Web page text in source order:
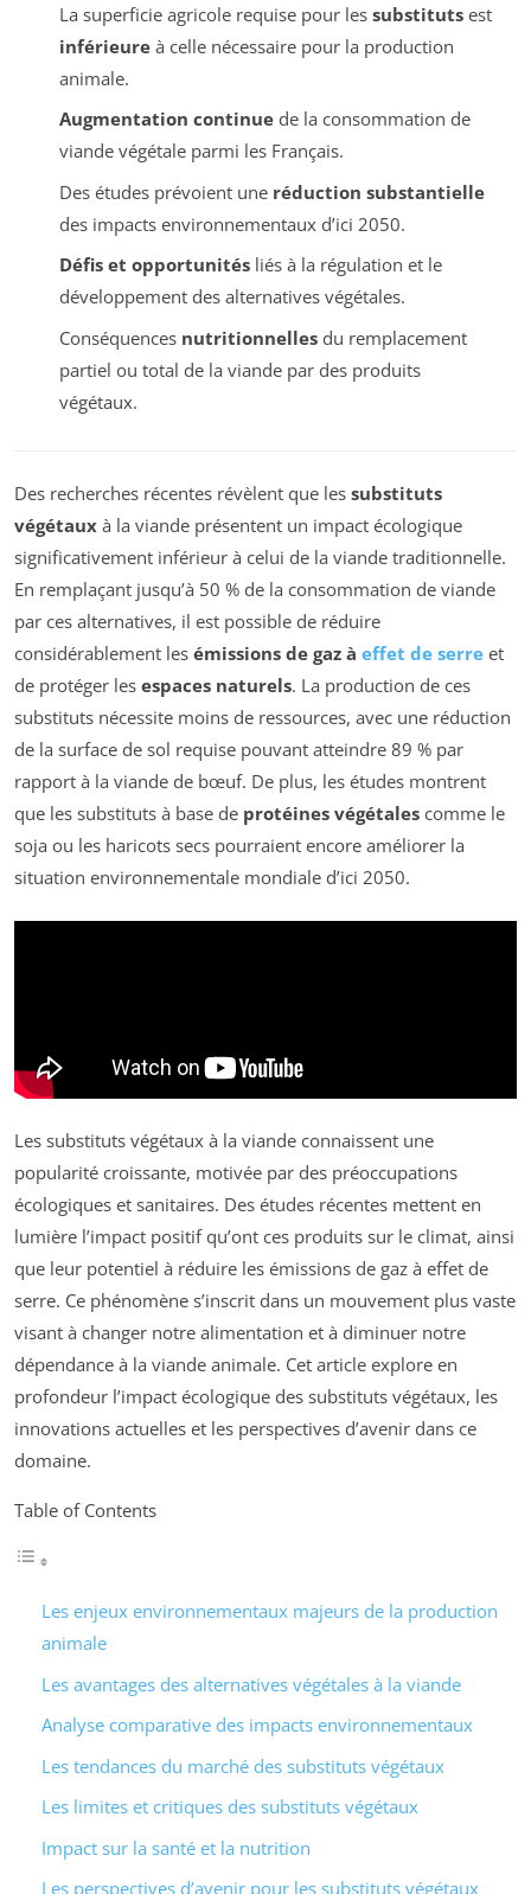
La superficie agricole requise pour les substitutsest
inférieureà celle nécessaire pour la production
animale.
Augmentation continuede la consommation de
viande végétale parmi les Français.
Des études prévoient une réduction substantielle
des impacts environnementaux d’ici 2050.
Défis et opportunitésliés à la régulation et le
développement des alternatives végétales.
Conséquences nutritionnellesdu remplacement
partiel ou total de la viande par des produits
végétaux.
Des recherches récentes révèlent que les substituts
végétaux à la viande présentent un impact écologique
significativement inférieur à celui de la viande traditionnelle.
En remplaçant jusqu’à 50 % de la consommation de viande
par ces alternatives, il est possible de réduire
considérablement les émissions de gaz à effet de serre et
de protéger les espaces naturels. La production de ces
substituts nécessite moins de ressources, avec une réduction
de la surface de sol requise pouvant atteindre 89 % par
rapport à la viande de bœuf. De plus, les études montrent
que les substituts à base de protéines végétales comme le
soja ou les haricots secs pourraient encore améliorer la
situation environnementale mondiale d’ici 2050.
Les substituts végétaux à la viande connaissent une
popularité croissante, motivée par des préoccupations
écologiques et sanitaires. Des études récentes mettent en
lumière l’impact positif qu’ont ces produits sur le climat, ainsi
que leur potentiel à réduire les émissions de gaz à effet de
serre. Ce phénomène s’inscrit dans un mouvement plus vaste
visant à changer notre alimentation et à diminuer notre
dépendance à la viande animale. Cet article explore en
profondeur l’impact écologique des substituts végétaux, les
innovations actuelles et les perspectives d’avenir dans ce
domaine.
Table of Contents
Les enjeux environnementaux majeurs de la production
animale
Les avantages des alternatives végétales à la viande
Analyse comparative des impacts environnementaux
Les tendances du marché des substituts végétaux
Les limites et critiques des substituts végétaux
Impact sur la santé et la nutrition
Les perspectives d’avenir pour les substituts végétaux